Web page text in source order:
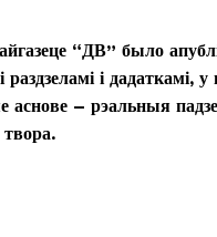
“ДВ” было
раздзеламі і
аснове – рэальныя